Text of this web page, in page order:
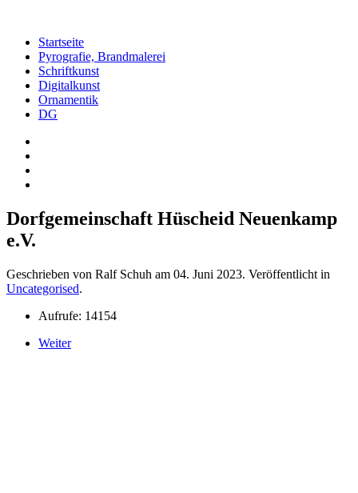
Startseite
Pyrografie, Brandmalerei
Schriftkunst
Digitalkunst
Ornamentik
DG
Dorfgemeinschaft Hüscheid Neuenkamp
e.V.
Geschrieben von Ralf Schuh am 04. Juni 2023. Veröffentlicht in
Uncategorised.
Aufrufe: 14154
Weiter